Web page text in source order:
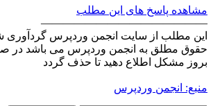
مشاهده پاسخ های این مطلب
———————————————
این مطلب از سایت انجمن وردپرس گردآوری
حقوق مطلق به انجمن وردپرس می باشد در
بروز مشکل اطلاع دهید تا حذف گردد
منبع: انجمن وردپرس